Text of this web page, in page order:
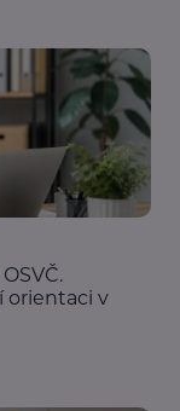
orientaci v